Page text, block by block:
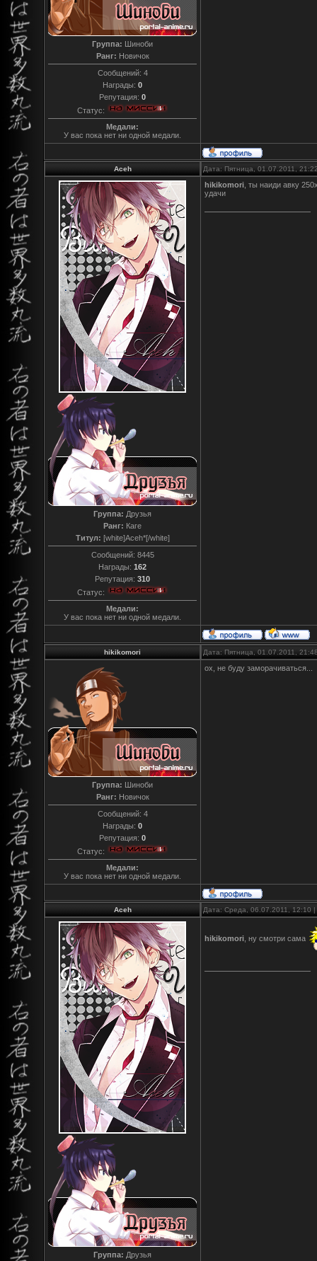
Группа: Шиноби
Ранг: Новичок
Сообщений: 4
Награды: 0
Репутация: 0
Статус:
Медали:
У вас пока нет ни одной медали.
Aceh Дата: Пятница, 01.07.2011,
Группа: Друзья
Ранг: Каге
Титул: [white]Aceh*[/white]
Сообщений: 8445
Награды: 162
Репутация: 310
Статус:
Медали:
У вас пока нет ни одной медали.
hikikomori , ты наиди авку
удачи
hikikomori Дата: Пятница, 01.07.2011,
Группа: Шиноби
Ранг: Новичок
Сообщений: 4
Награды: 0
Репутация: 0
Статус:
Медали:
У вас пока нет ни одной медали.
ох, не буду заморачиваться...
Aceh Дата: Среда, 06.07.2011, 12:10
Группа: Друзья
hikikomori , ну смотри сама